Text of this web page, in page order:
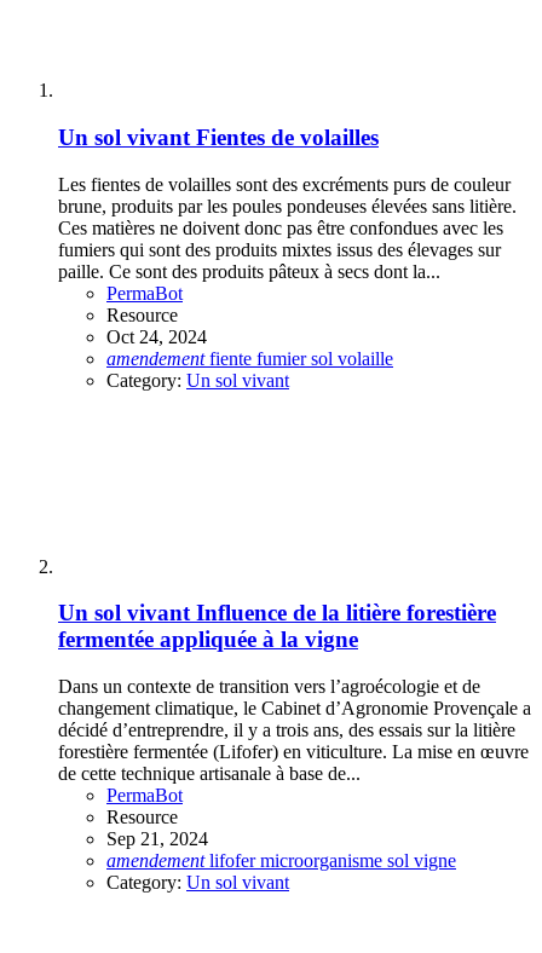
Un sol vivant Fientes de volailles
Les fientes de volailles sont des excréments purs de couleur
brune, produits par les poules pondeuses élevées sans litière.
Ces matières ne doivent donc pas être confondues avec les
fumiers qui sont des produits mixtes issus des élevages sur
paille. Ce sont des produits pâteux à secs dont la...
PermaBot
Resource
Oct 24, 2024
amendement fiente fumiersol volaille
Category: Un sol vivant
Un sol vivant Influence de la litière forestière
fermentée appliquée à la vigne
Dans un contexte de transition vers l’agroécologie et de
changement climatique, le Cabinet d’Agronomie Provençale a
décidé d’entreprendre, il y a trois ans, des essais sur la litière
forestière fermentée (Lifofer) en viticulture. La mise en œuvre
de cette technique artisanale à base de...
PermaBot
Resource
Sep 21, 2024
amendement lifofermicroorganisme sol vigne
Category: Un sol vivant